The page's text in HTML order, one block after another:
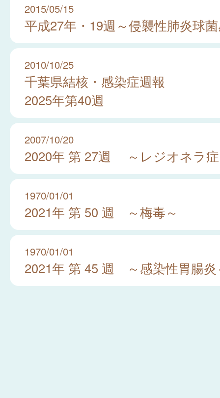
2015/05/15
平成27年・19週～侵襲性肺炎球
2010/10/25
千葉県結核・感染症週報
2025年第40週
2007/10/20
2020年 第 27週 ～レジオネラ
1970/01/01
2021年 第 50 週 ～梅毒～
1970/01/01
2021年 第 45 週 ～感染性胃腸炎